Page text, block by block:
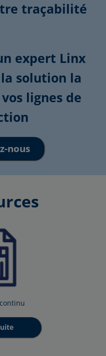
traçabilité
expert Linx
solution la
lignes de
nous